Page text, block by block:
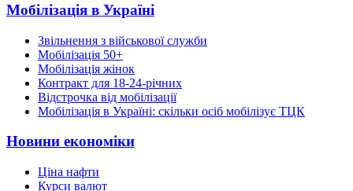
Мобілізація в Україні
Звільнення з військової служби
Мобілізація 50+
Мобілізація жінок
Контракт для 18-24-річних
Відстрочка від мобілізації
Мобілізація в Україні: скільки осіб мобілізує ТЦК
Новини економіки
Ціна нафти
Курси валют